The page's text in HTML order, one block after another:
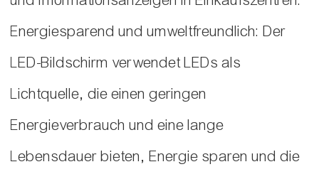
Energiesparend und umweltfreundlich: Der
LED-Bildschirm verwendet LEDs als
Lichtquelle, die einen geringen
Energieverbrauch und eine lange
Lebensdauer bieten, Energie sparen und die